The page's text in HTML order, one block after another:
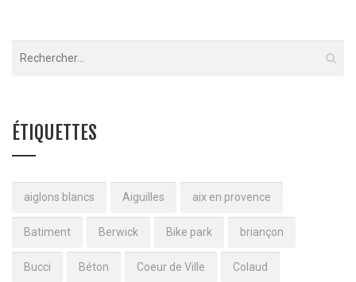
ÉTIQUETTES
aiglons blancs Aiguilles aix en provence
Batiment Berwick Bike park briançon
Bucci Béton Coeur de Ville Colaud